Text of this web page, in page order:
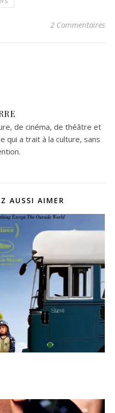
2 Commentaires
de cinéma, de théâtre et
qui a trait à la culture, sans
AUSSI AIMER